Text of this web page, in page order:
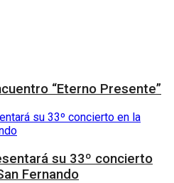
“Eterno Presente”
su 33º concierto
Fernando